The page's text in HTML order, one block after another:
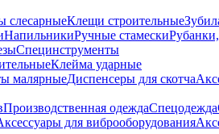
слесарныеКлещи строительные
НапильникиРучные стамески
Специнструменты
Клейма ударные
малярныеДиспенсеры для скотча
Производственная одеждаСпецодежда
для виброоборудования